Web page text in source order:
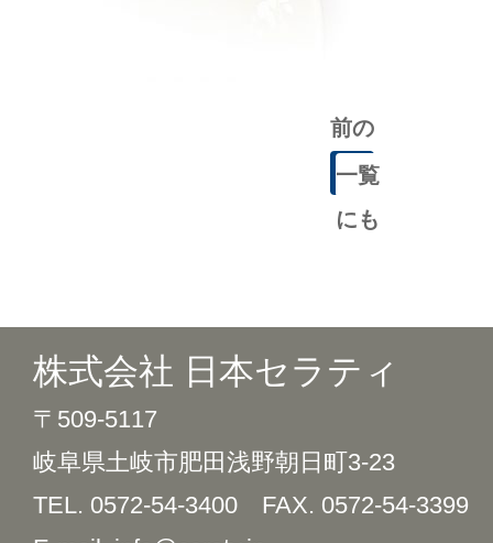
前の
記事
一覧
にも
株式会社 日本セラティ
〒509-5117
岐阜県土岐市肥田浅野朝日町3-23
TEL. 0572-54-3400 FAX. 0572-54-3399